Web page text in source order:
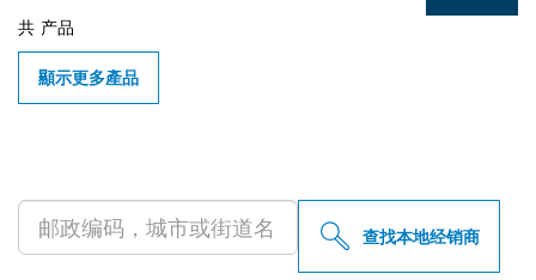
共 产品
顯示更多產品
查找本地经销商